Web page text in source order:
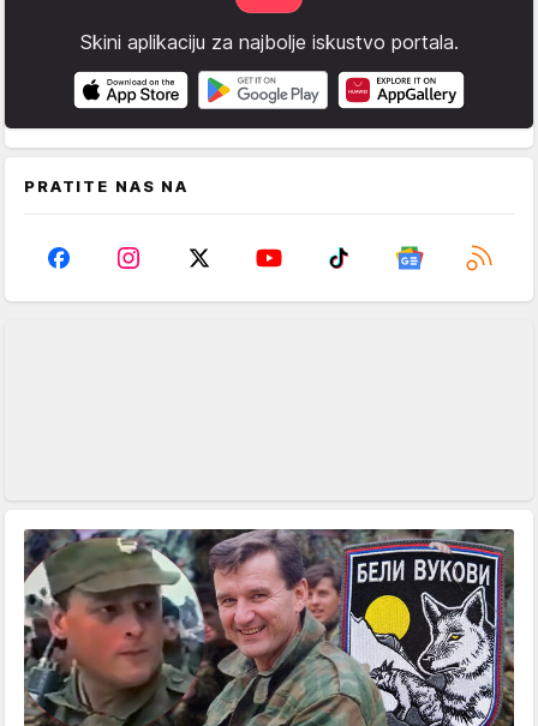
Skini aplikaciju za najbolje iskustvo portala.
PRATITE NAS NA